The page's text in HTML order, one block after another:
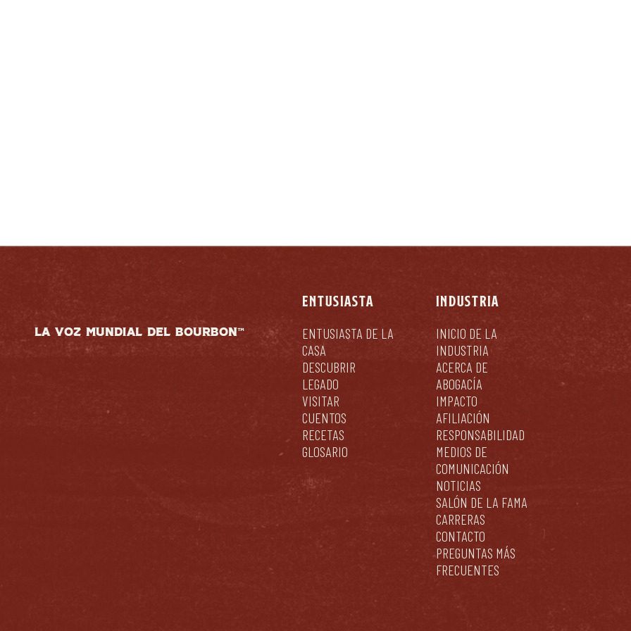
LA VOZ MUNDIAL DEL BOURBON™
ENTUSIASTA
ENTUSIASTA DE LA
CASA
DESCUBRIR
LEGADO
VISITAR
CUENTOS
RECETAS
GLOSARIO
INDUSTRIA
INICIO DE LA
INDUSTRIA
ACERCA DE
ABOGACÍA
IMPACTO
AFILIACIÓN
RESPONSABILIDAD
MEDIOS DE
COMUNICACIÓN
NOTICIAS
SALÓN DE LA FAMA
CARRERAS
CONTACTO
PREGUNTAS MÁS
FRECUENTES